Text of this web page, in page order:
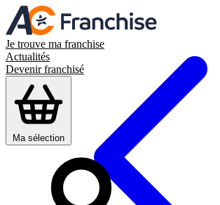
Je trouve ma franchise
Actualités
Devenir franchisé
Ma sélection